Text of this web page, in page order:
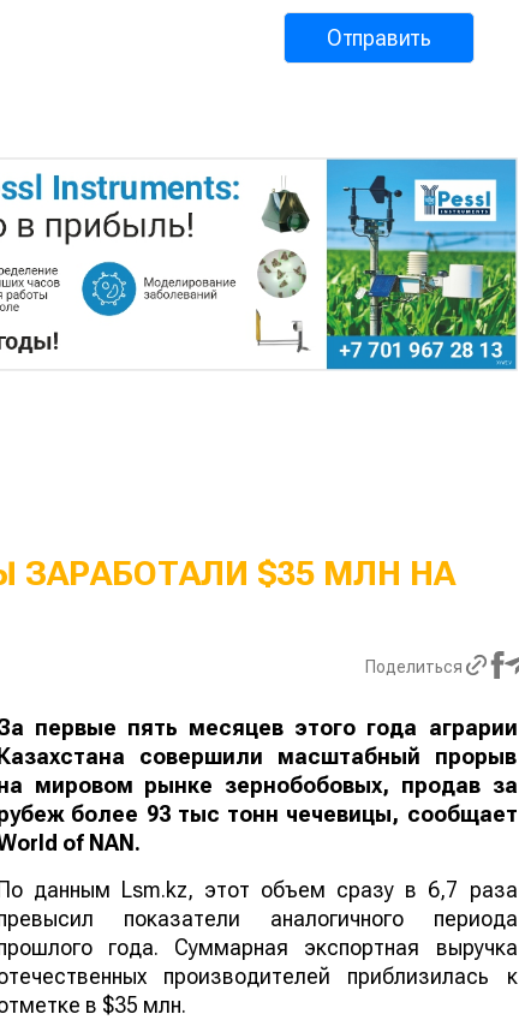
ЗАРАБОТАЛИ $35 МЛН НА
Поделиться
первые пять месяцев этого года аграрии
Казахстана совершили масштабный прорыв
мировом рынке зернобобовых, продав за
более 93 тыс тонн чечевицы, сообщает
of NAN .
По данным Lsm.kz, этот объем сразу в 6,7 раза
показатели аналогичного периода
года. Суммарная экспортная выручка
производителей приблизилась к
в $35 млн.